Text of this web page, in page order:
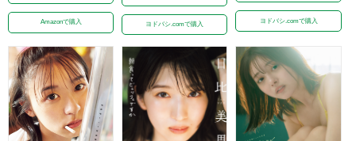
Amazonで購入 ヨドバシ.comで購入
ヨドバシ.comで購入